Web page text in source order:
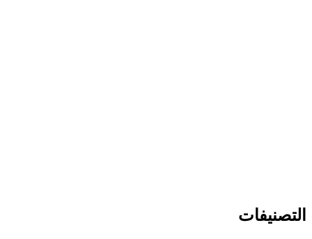
التصنيفات